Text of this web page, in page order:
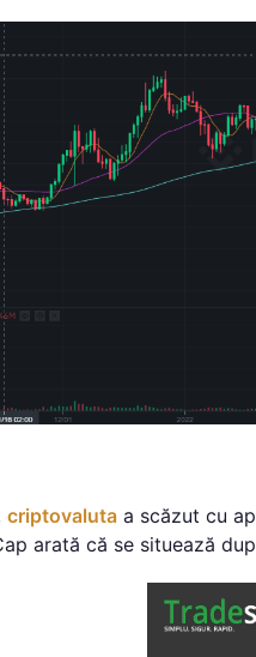
criptovaluta a scăzut cu
arată că se situează